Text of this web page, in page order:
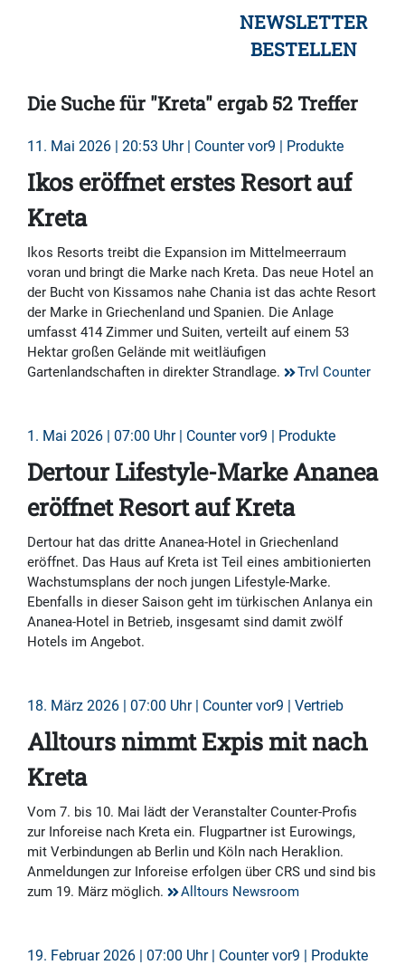
NEWSLETTER
BESTELLEN
Die Suche für "Kreta" ergab 52 Treffer
11. Mai 2026 | 20:53 Uhr | Counter vor9 | Produkte
Ikos eröffnet erstes Resort auf
Kreta
Ikos Resorts treibt die Expansion im Mittelmeerraum
voran und bringt die Marke nach Kreta. Das neue Hotel an
der Bucht von Kissamos nahe Chania ist das achte Resort
der Marke in Griechenland und Spanien. Die Anlage
umfasst 414 Zimmer und Suiten, verteilt auf einem 53
Hektar großen Gelände mit weitläufigen
Gartenlandschaften in direkter Strandlage.
Trvl Counter
1. Mai 2026 | 07:00 Uhr | Counter vor9 | Produkte
Dertour Lifestyle-Marke Ananea
eröffnet Resort auf Kreta
Dertour hat das dritte Ananea-Hotel in Griechenland
eröffnet. Das Haus auf Kreta ist Teil eines ambitionierten
Wachstumsplans der noch jungen Lifestyle-Marke.
Ebenfalls in dieser Saison geht im türkischen Anlanya ein
Ananea-Hotel in Betrieb, insgesamt sind damit zwölf
Hotels im Angebot.
18. März 2026 | 07:00 Uhr | Counter vor9 | Vertrieb
Alltours nimmt Expis mit nach
Kreta
Vom 7. bis 10. Mai lädt der Veranstalter Counter-Profis
zur Inforeise nach Kreta ein. Flugpartner ist Eurowings,
mit Verbindungen ab Berlin und Köln nach Heraklion.
Anmeldungen zur Inforeise erfolgen über CRS und sind bis
zum 19. März möglich.
Alltours Newsroom
19. Februar 2026 | 07:00 Uhr | Counter vor9 | Produkte